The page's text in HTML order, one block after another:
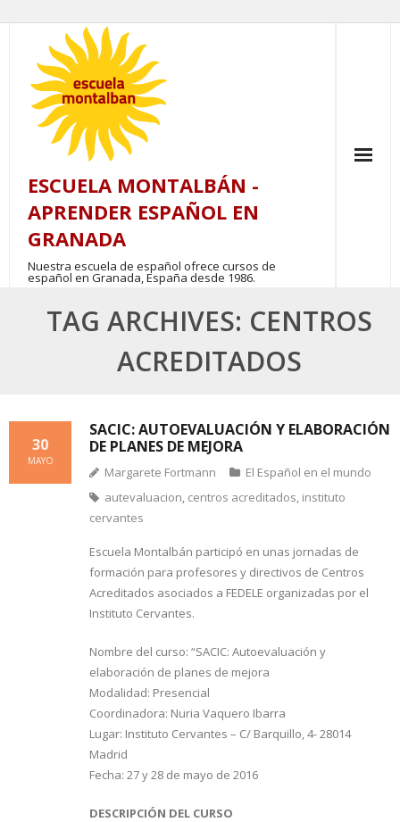
content
ESCUELA MONTALBÁN -
APRENDER ESPAÑOL EN
GRANADA
Nuestra escuela de español ofrece cursos de
español en Granada, España desde 1986.
TAG ARCHIVES: CENTROS
ACREDITADOS
SACIC: AUTOEVALUACIÓN Y ELABORACIÓN
DE PLANES DE MEJORA
30
MAYO
Margarete Fortmann
El Español en el mundo
autevaluacion, centros acreditados, instituto
cervantes
Escuela Montalbán participó en unas jornadas de
formación para profesores y directivos de Centros
Acreditados asociados a FEDELE organizadas por el
Instituto Cervantes.
Nombre del curso: “SACIC: Autoevaluación y
elaboración de planes de mejora
Modalidad: Presencial
Coordinadora: Nuria Vaquero Ibarra
Lugar: Instituto Cervantes – C/ Barquillo, 4- 28014
Madrid
Fecha: 27 y 28 de mayo de 2016
DESCRIPCIÓN DEL CURSO